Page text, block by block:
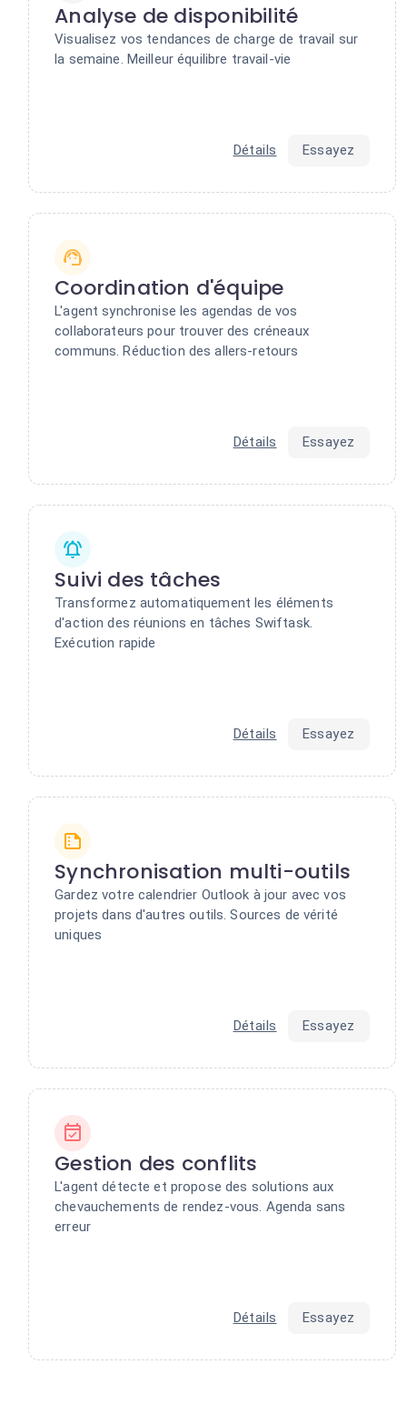
Analyse de disponibilité
Visualisez vos tendances de charge de travail sur
la semaine. Meilleur équilibre travail-vie
Détails Essayez
Coordination d'équipe
L'agent synchronise les agendas de vos
collaborateurs pour trouver des créneaux
communs. Réduction des allers-retours
Détails Essayez
Suivi des tâches
Transformez automatiquement les éléments
d'action des réunions en tâches Swiftask.
Exécution rapide
Détails Essayez
Synchronisation multi-outils
Gardez votre calendrier Outlook à jour avec vos
projets dans d'autres outils. Sources de vérité
uniques
Détails Essayez
Gestion des conflits
L'agent détecte et propose des solutions aux
chevauchements de rendez-vous. Agenda sans
erreur
Détails Essayez